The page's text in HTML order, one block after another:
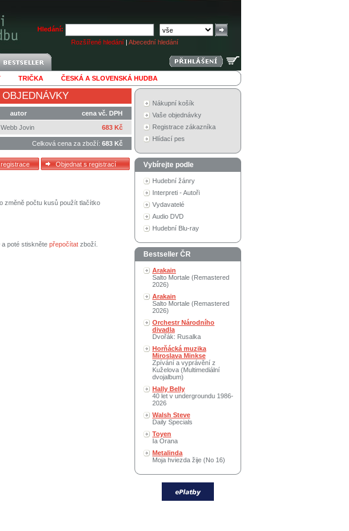
Hledání:
Rozšířené hledání | Abecední hledání
TRIČKA ČESKÁ A SLOVENSKÁ HUDBA
autor
cena vč. DPH
Webb Jovin 683 Kč
Celková cena za zboží: 683 Kč
změně počtu kusů použít tlačítko
poté stiskněte přepočítat zboží.
Nákupní košík
Vaše objednávky
Registrace zákazníka
Hlídací pes
Vybírejte podle
Hudební žánry
Interpreti - Autoři
Vydavatelé
Audio DVD
Hudební Blu-ray
Bestseller ČR
Arakain
Salto Mortale (Remastered
2026)
Arakain
Salto Mortale (Remastered
2026)
Orchestr Národního
divadla
Dvořák: Rusalka
Horňácká muzika
Miroslava Minkse
Zpívání a vyprávění z
Kuželova (Multimediální
dvojalbum)
Hally Belly
40 let v undergroundu 1986-
2026
Walsh Steve
Daily Specials
Toyen
Ia Orana
Metalinda
Moja hviezda žije (No 16)